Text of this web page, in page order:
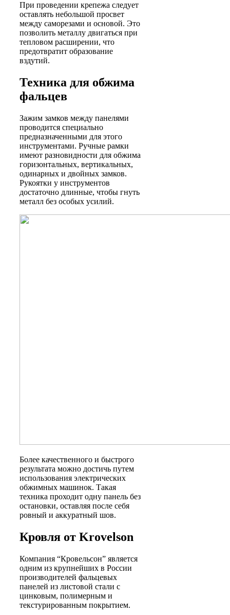
При проведении крепежа следует
оставлять небольшой просвет
между саморезами и основой. Это
позволить металлу двигаться при
тепловом расширении, что
предотвратит образование
вздутий.
Техника для обжима
фальцев
Зажим замков между панелями
проводится специально
предназначенными для этого
инструментами. Ручные рамки
имеют разновидности для обжима
горизонтальных, вертикальных,
одинарных и двойных замков.
Рукоятки у инструментов
достаточно длинные, чтобы гнуть
металл без особых усилий.
Более качественного и быстрого
результата можно достичь путем
использования электрических
обжимных машинок. Такая
техника проходит одну панель без
остановки, оставляя после себя
ровный и аккуратный шов.
Кровля от Krovelson
Компания “Кровельсон” является
одним из крупнейших в России
производителей фальцевых
панелей из листовой стали с
цинковым, полимерным и
текстурированным покрытием.